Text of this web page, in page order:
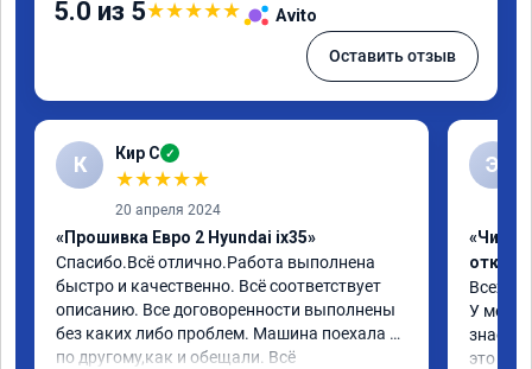
5.0 из 5★★★★★ Avito
Оставить отзыв
К Кир С ✓
★★★★★
20 апреля 2024
«Прошивка Евро 2 Hyundai ix35»
Спасибо.Всё отлично.Работа выполнена
быстро и качественно. Всё соответствует
описанию. Все договоренности выполнены
без каких либо проблем. Машина поехала
по другому,как и обещали. Всё
Э
«Чип
Всех
У меня
знает
это